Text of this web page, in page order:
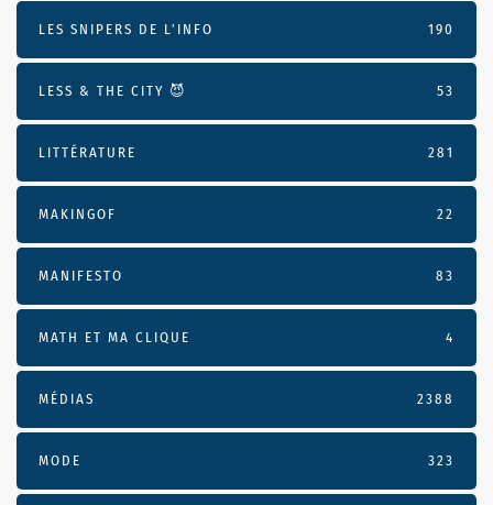
LES SNIPERS DE L’INFO 190
LESS & THE CITY 😈 53
LITTÉRATURE 281
MAKINGOF 22
MANIFESTO 83
MATH ET MA CLIQUE 4
MÉDIAS 2388
MODE 323